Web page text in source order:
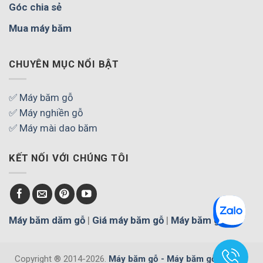
Góc chia sẻ
Mua máy băm
CHUYÊN MỤC NỔI BẬT
✅ Máy băm gỗ
✅ Máy nghiền gỗ
✅ Máy mài dao băm
KẾT NỐI VỚI CHÚNG TÔI
Máy băm dăm gỗ | Giá máy băm gỗ | Máy băm gỗ
Copyright ® 2014-2026. Máy băm gỗ - Máy băm gỗ cây, gỗ